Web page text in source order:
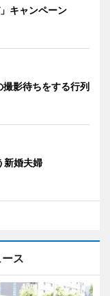
キャンペーン
影待ちをする行列
新婚夫婦
ス